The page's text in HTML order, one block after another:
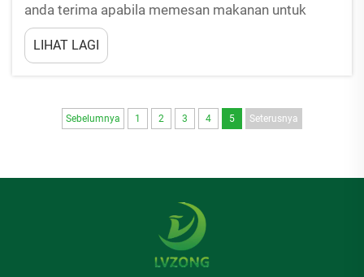
anda terima apabila memesan makanan untuk
dibawa pulang. Kebanyakan restoran kita
membungkus makanan bawa balik dalam bekas
yang mungkin berbahaya kepada kita. Sesetengah
iaitu singkatan bagi bisfenol A. BPA terdapat dalam
sesetengah jenis...
LIHAT LAGI
Sebelumnya 1 2 3 4 5 Seterusnya